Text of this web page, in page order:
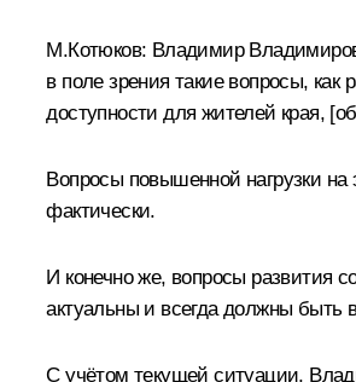
М.Котюков: Владимир
в поле зрения такие вопросы, как
доступности для жителей края,
Вопросы повышенной нагрузки на
фактически.
И конечно же, вопросы развития
актуальны и всегда должны быть
С учётом текущей ситуации,